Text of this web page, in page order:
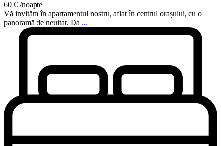
60 € /noapte
Vă invităm în apartamentul nostru, aflat în centrul orașului, cu o
panoramă de neuitat. Da ...